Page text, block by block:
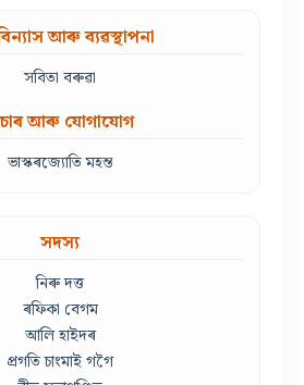
আৰু ব্যৱস্থাপনা
সবিতা বৰুৱা
আৰু যোগাযোগ
ভাস্কৰজ্যোতি মহন্ত
সদস্য
নিৰু দত্ত
ৰফিকা বেগম
আলি হাইদৰ
প্ৰগতি চাংমাই গগৈ